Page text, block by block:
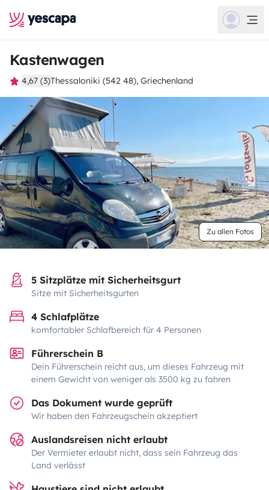
Kastenwagen
4,67 (3)Thessaloniki (542 48), Griechenland
Zu allen Fotos
5 Sitzplätze mit Sicherheitsgurt
Sitze mit Sicherheitsgurten
4 Schlafplätze
komfortabler Schlafbereich für 4 Personen
Führerschein B
Dein Führerschein reicht aus, um dieses Fahrzeug mit
einem Gewicht von weniger als 3500 kg zu fahren
Das Dokument wurde geprüft
Wir haben den Fahrzeugschein akzeptiert
Auslandsreisen nicht erlaubt
Der Vermieter erlaubt nicht, dass sein Fahrzeug das
Land verlässt